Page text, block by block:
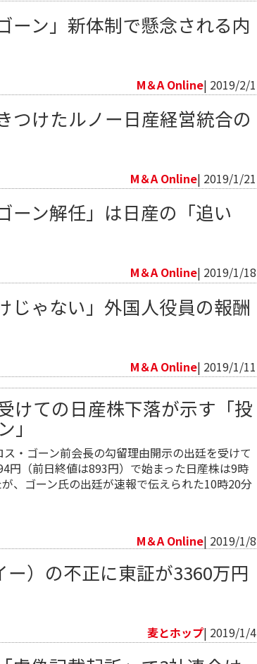
ーン」新体制で懸念される内
M＆A Online| 2019/2/1
つけたルノー日産経営統合の
M＆A Online| 2019/1/21
ーン解任」は日産の「追い
M＆A Online| 2019/1/18
じゃない」外国人役員の報酬
M＆A Online| 2019/1/11
けての日産株下落が示す「投
」
・ゴーン前会長の勾留理由開示の出廷を受けて
円（前日終値は893円）で始まった日産株は9時
、ゴーン氏の出廷が速報で伝えられた10時20分
M＆A Online| 2019/1/8
ー）の不正に東証が3360万円
麦とホップ| 2019/1/4